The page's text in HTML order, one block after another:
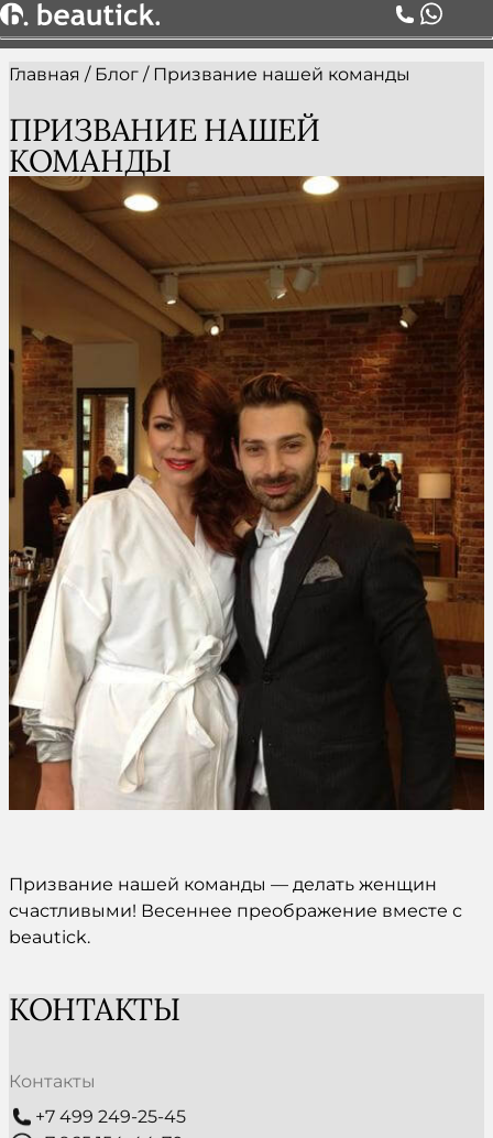
АКЦИИ
СЕРТИФИКАТЫ
КОНТАКТЫ
Главная / Блог / Призвание нашей команды
ПРИЗВАНИЕ НАШЕЙ
КОМАНДЫ
Призвание нашей команды — делать женщин
счастливыми! Весеннее преображение вместе с
beautick.
КОНТАКТЫ
Контакты
+7 499 249-25-45